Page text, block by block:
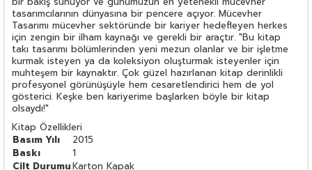
tasarımcılarının dünyasına bir pencere açıyor. Mücevher
Tasarımı mücevher sektöründe bir kariyer hedefleyen herkes
için zengin bir ilham kaynağı ve gerekli bir araçtır. "Bu kitap
takı tasarımı bölümlerinden yeni mezun olanlar ve bir işletme
kurmak isteyen ya da koleksiyon oluşturmak isteyenler için
muhteşem bir kaynaktır. Çok güzel hazırlanan kitap derinlikli
profesyonel görünüşüyle hem cesaretlendirici hem de yol
gösterici. Keşke ben kariyerime başlarken böyle bir kitap
olsaydı!"
Kitap Özellikleri
Basım Yılı
2015
Baskı
1
Cilt DurumuKarton Kapak